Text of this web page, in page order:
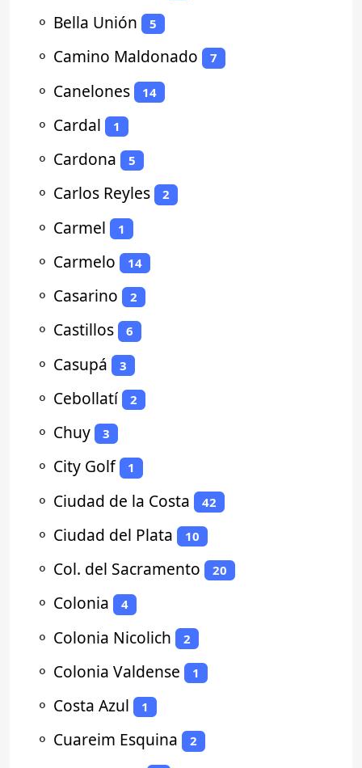
⚬ Bella Unión 5
⚬ Camino Maldonado 7
⚬ Canelones 14
⚬ Cardal 1
⚬ Cardona 5
⚬ Carlos Reyles 2
⚬ Carmel 1
⚬ Carmelo 14
⚬ Casarino 2
⚬ Castillos 6
⚬ Casupá 3
⚬ Cebollatí 2
⚬ Chuy 3
⚬ City Golf 1
⚬ Ciudad de la Costa 42
⚬ Ciudad del Plata 10
⚬ Col. del Sacramento 20
⚬ Colonia 4
⚬ Colonia Nicolich 2
⚬ Colonia Valdense 1
⚬ Costa Azul 1
⚬ Cuareim Esquina 2